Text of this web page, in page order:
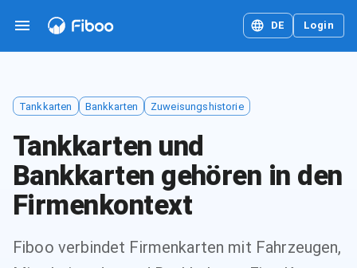
DE Login
Tankkarten Bankkarten Zuweisungshistorie
Tankkarten und
Bankkarten gehören in den
Firmenkontext
Fiboo verbindet Firmenkarten mit Fahrzeugen,